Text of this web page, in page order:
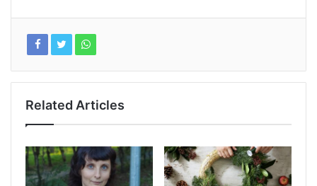
Related Articles